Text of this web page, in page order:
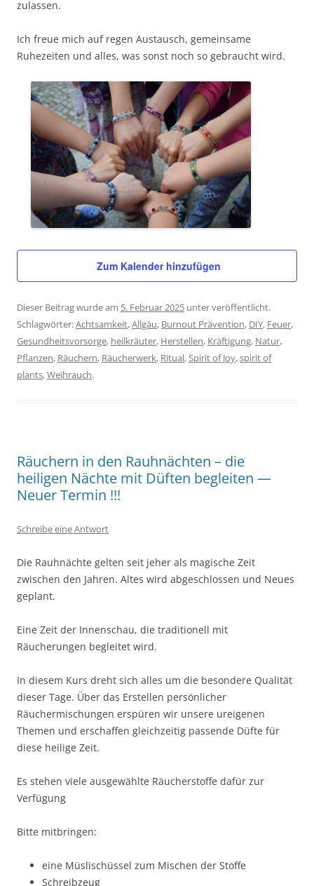
zulassen.
Ich freue mich auf regen Austausch, gemeinsame
Ruhezeiten und alles, was sonst noch so gebraucht wird.
Zum Kalender hinzufügen
Dieser Beitrag wurde am 5. Februar 2025 unter veröffentlicht.
Schlagwörter:Achtsamkeit,Allgäu, Burnout Prävention, DIY, Feuer,
Gesundheitsvorsorge, heilkräuter, Herstellen, Kräftigung, Natur,
Pflanzen, Räuchern, Räucherwerk, Ritual,Spirit of Joy,spirit of
plants,Weihrauch.
Räuchern in den Rauhnächten – die
heiligen Nächte mit Düften begleiten —
Neuer Termin !!!
Schreibe eine Antwort
Die Rauhnächte gelten seit jeher als magische Zeit
zwischen den Jahren. Altes wird abgeschlossen und Neues
geplant.
Eine Zeit der Innenschau, die traditionell mit
Räucherungen begleitet wird.
In diesem Kurs dreht sich alles um die besondere Qualität
dieser Tage. Über das Erstellen persönlicher
Räuchermischungen erspüren wir unsere ureigenen
Themen und erschaffen gleichzeitig passende Düfte für
diese heilige Zeit.
Es stehen viele ausgewählte Räucherstoffe dafür zur
Verfügung
Bitte mitbringen:
eine Müslischüssel zum Mischen der Stoffe
Schreibzeug